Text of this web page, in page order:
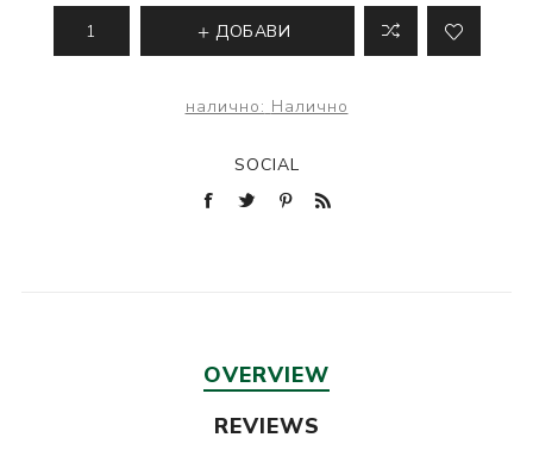
ДОБАВИ
налично: Налично
SOCIAL
OVERVIEW
REVIEWS